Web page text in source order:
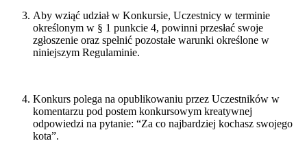
Aby wziąć udział w Konkursie, Uczestnicy w terminie
określonym w § 1 punkcie 4, powinni przesłać swoje
zgłoszenie oraz spełnić pozostałe warunki określone w
niniejszym Regulaminie.
Konkurs polega na opublikowaniu przez Uczestników w
komentarzu pod postem konkursowym kreatywnej
odpowiedzi na pytanie: “Za co najbardziej kochasz swojego
kota”.